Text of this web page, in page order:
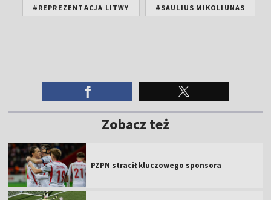
#REPREZENTACJA LITWY #SAULIUS MIKOLIUNAS
Zobacz też
PZPN stracił kluczowego sponsora